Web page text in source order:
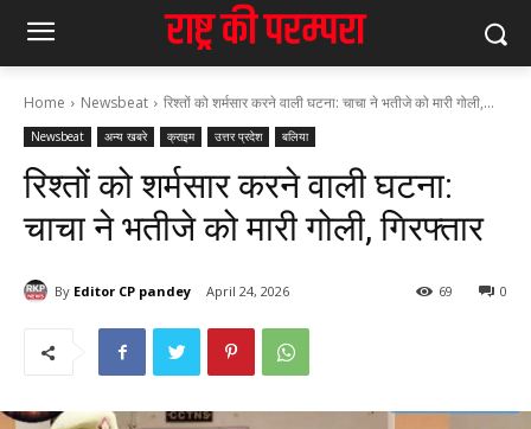
Home Newsbeat रिश्तों को शर्मसार करने वाली घटना: चाचा ने भतीजे को मारी गोली,...
Newsbeat अन्य खबरे क्राइम उत्तर प्रदेश बलिया
रिश्तों को शर्मसार करने वाली घटना:
चाचा ने भतीजे को मारी गोली, गिरफ्तार
By Editor CP pandey April 24, 2026 0
69